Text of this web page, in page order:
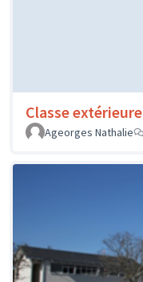
Classe extérieure
Ageorges Nathalie